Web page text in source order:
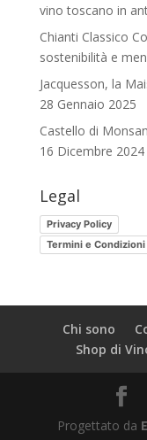
vino toscano in
Chianti Classico
sostenibilità e
Jacquesson, la
28 Gennaio 2025
Castello di
16 Dicembre 2024
Legal
Privacy Policy
Termini e Condizioni
Chi sono
Shop di
Progettato da